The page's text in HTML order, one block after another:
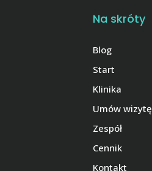
Na skróty
Blog
Start
Klinika
Umów wizytę
Zespół
Cennik
Kontakt